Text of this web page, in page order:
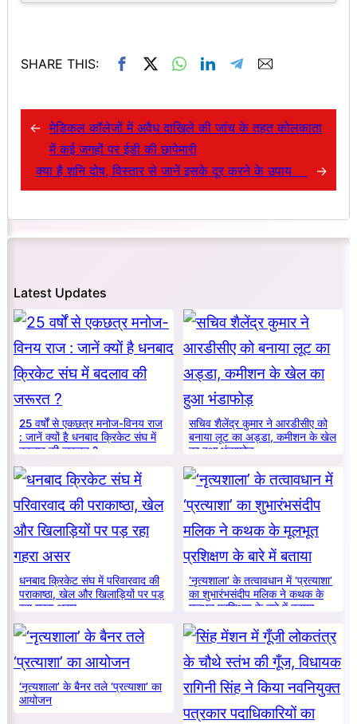
SHARE THIS:
← मेडिकल कॉलेजों में अवैध दाखिले की जांच के तहत कोलकाता
में कई जगहों पर ईडी की छापेमारी
क्या है शनि दोष, विस्तार से जानें इसके दूर करने के उपाय
→
Latest Updates
25 वर्षों से एकछत्र मनोज-विनय राज
: जानें क्यों है धनबाद क्रिकेट संघ में
बदलाव की जरूरत ?
सचिव शैलेंद्र कुमार ने आरडीसीए को
बनाया लूट का अड्डा, कमीशन के खेल
का हुआ भंडाफोड़
धनबाद क्रिकेट संघ में परिवारवाद की
पराकाष्ठा, खेल और खिलाड़ियों पर पड़
रहा गहरा असर
‘नृत्यशाला’ के तत्वावधान में ‘प्रत्याशा’
का शुभारंभसंदीप मलिक ने कथक के
मूलभूत प्रशिक्षण के बारे में बताया
‘नृत्यशाला’ के बैनर तले ‘प्रत्याशा’ का
आयोजन